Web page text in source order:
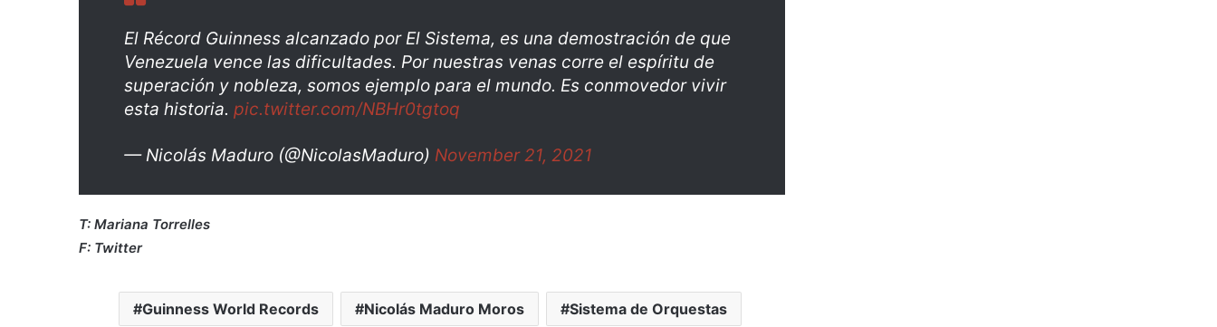
El Récord Guinness alcanzado por El Sistema, es una demostración de que
Venezuela vence las dificultades. Por nuestras venas corre el espíritu de
superación y nobleza, somos ejemplo para el mundo. Es conmovedor vivir
esta historia. pic.twitter.com/NBHr0tgtoq
— Nicolás Maduro (@NicolasMaduro) November 21, 2021
T: Mariana Torrelles
F: Twitter
Guinness World Records Nicolás Maduro Moros Sistema de Orquestas